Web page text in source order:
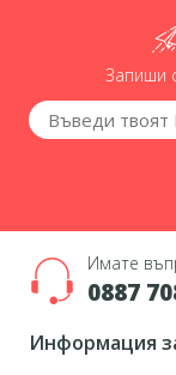
Запиши
Имате
0887
Информация